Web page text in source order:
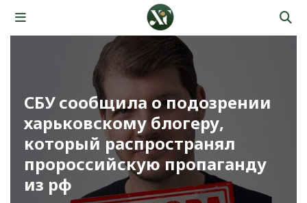
СБУ сообщила о подозрении
харьковскому блогеру,
который распространял
пророссийскую пропаганду
из рф